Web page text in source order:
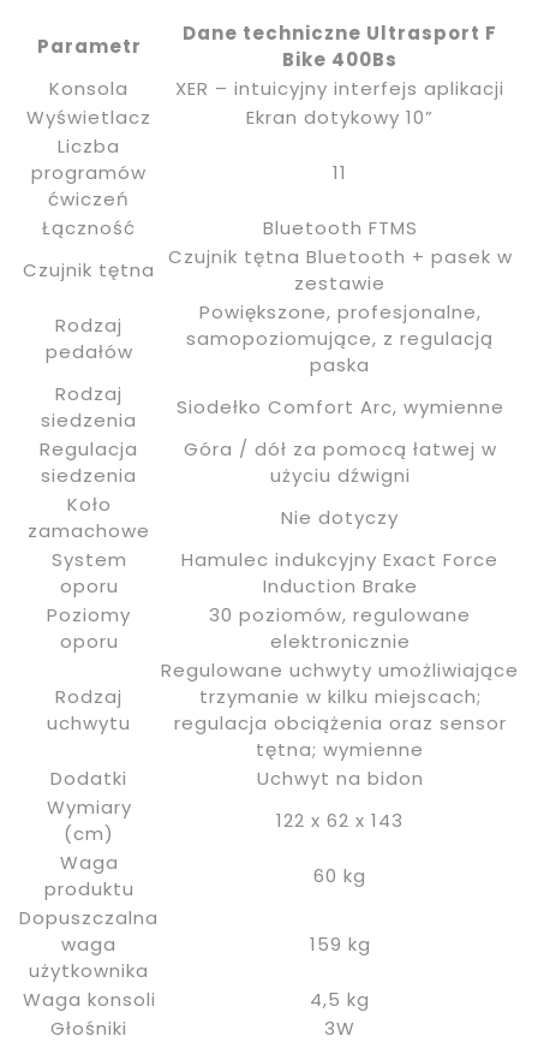
Parametr
Dane techniczne Ultrasport F
Bike 400Bs
Konsola
XER – intuicyjny interfejs aplikacji
Wyświetlacz
Ekran dotykowy 10”
Liczba
programów
ćwiczeń
11
Łączność
Bluetooth FTMS
Czujnik tętna
Czujnik tętna Bluetooth + pasek w
zestawie
Rodzaj
pedałów
Powiększone, profesjonalne,
samopoziomujące, z regulacją
paska
Rodzaj
siedzenia
Siodełko Comfort Arc, wymienne
Regulacja
siedzenia
Góra / dół za pomocą łatwej w
użyciu dźwigni
Koło
zamachowe
Nie dotyczy
System
oporu
Hamulec indukcyjny Exact Force
Induction Brake
Poziomy
oporu
30 poziomów, regulowane
elektronicznie
Rodzaj
uchwytu
Regulowane uchwyty umożliwiające
trzymanie w kilku miejscach;
regulacja obciążenia oraz sensor
tętna; wymienne
Dodatki
Uchwyt na bidon
Wymiary
(cm)
122 x 62 x 143
Waga
produktu
60 kg
Dopuszczalna
waga
użytkownika
159 kg
Waga konsoli
4,5 kg
Głośniki
3W